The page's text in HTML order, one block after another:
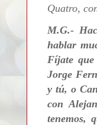
Quatro,
M.G.-
hablar
Fíjate
Jorge
y tú, o
con
tenemos,